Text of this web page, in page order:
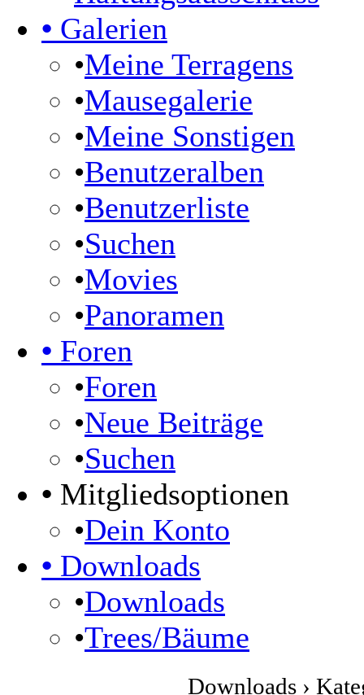
• Galerien
•Meine Terragens
•Mausegalerie
•Meine Sonstigen
•Benutzeralben
•Benutzerliste
•Suchen
•Movies
•Panoramen
• Foren
•Foren
•Neue Beiträge
•Suchen
• Mitgliedsoptionen
•Dein Konto
• Downloads
•Downloads
•Trees/Bäume
Downloads ›